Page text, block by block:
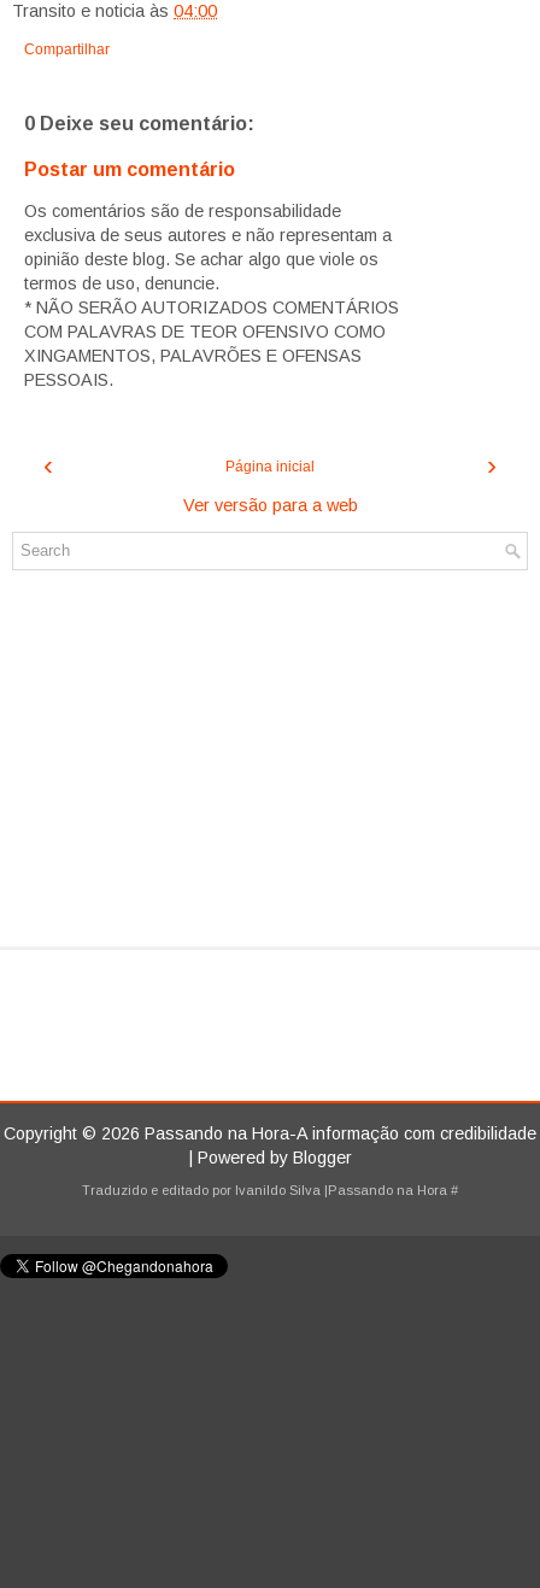
Transito e noticia às 04:00
Compartilhar
0 Deixe seu comentário:
Postar um comentário
Os comentários são de responsabilidade
exclusiva de seus autores e não representam a
opinião deste blog. Se achar algo que viole os
termos de uso, denuncie.
* NÃO SERÃO AUTORIZADOS COMENTÁRIOS
COM PALAVRAS DE TEOR OFENSIVO COMO
XINGAMENTOS, PALAVRÕES E OFENSAS
PESSOAIS.
‹ ›
Página inicial
Ver versão para a web
Copyright © 2026 Passando na Hora-A informação com credibilidade
| Powered by Blogger
Traduzido e editado por Ivanildo Silva |Passando na Hora #